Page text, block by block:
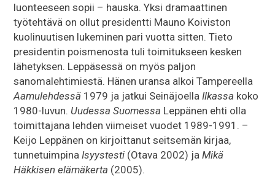
luonteeseen sopii – hauska. Yksi dramaattinen
työtehtävä on ollut presidentti Mauno Koiviston
kuolinuutisen lukeminen pari vuotta sitten. Tieto
presidentin poismenosta tuli toimitukseen kesken
lähetyksen. Leppäsessä on myös paljon
sanomalehtimiestä. Hänen uransa alkoi Tampereella
Aamulehdessä 1979 ja jatkui SeinäjoellaIlkassa koko
1980-luvun. Uudessa Suomessa Leppänen ehti olla
toimittajana lehden viimeiset vuodet 1989-1991. –
Keijo Leppänen on kirjoittanut seitsemän kirjaa,
tunnetuimpinaIsyystesti (Otava 2002) jaMikä
Häkkisen elämäkerta (2005).